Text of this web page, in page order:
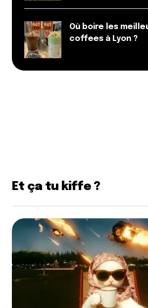
Où boire les
coffees à Lyon ?
Et ça tu kiffe ?